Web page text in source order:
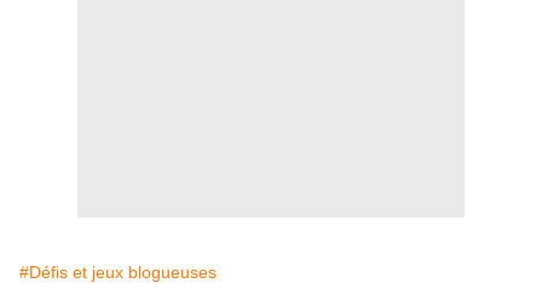
#Défis et jeux blogueuses